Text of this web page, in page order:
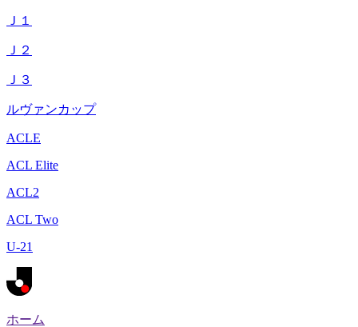
Ｊ１
Ｊ２
Ｊ３
ルヴァンカップ
ACLE
ACL Elite
ACL2
ACL Two
U-21
ホーム